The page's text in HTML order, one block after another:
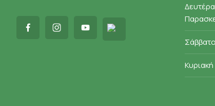
Δευτέρα
Σάββατο
Κυριακή